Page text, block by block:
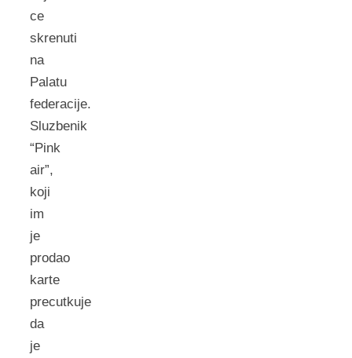
ce
skrenuti
na
Palatu
federacije.
Sluzbenik
“Pink
air”,
koji
im
je
prodao
karte
precutkuje
da
je